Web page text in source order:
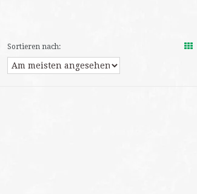
Sortieren nach: